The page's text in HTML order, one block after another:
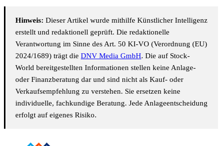
Hinweis: Dieser Artikel wurde mithilfe Künstlicher Intelligenz
erstellt und redaktionell geprüft. Die redaktionelle
Verantwortung im Sinne des Art. 50 KI-VO (Verordnung (EU)
2024/1689) trägt die DNV Media GmbH. Die auf Stock-
World bereitgestellten Informationen stellen keine Anlage-
oder Finanzberatung dar und sind nicht als Kauf- oder
Verkaufsempfehlung zu verstehen. Sie ersetzen keine
individuelle, fachkundige Beratung. Jede Anlageentscheidung
erfolgt auf eigenes Risiko.